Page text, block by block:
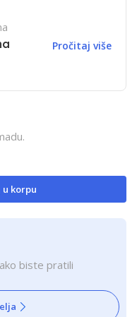
Pročitaj više
u korpu
biste pratili